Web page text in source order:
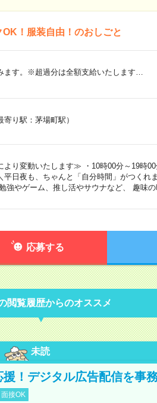
！服装自由！のおしごと
ます。※超過分は全額支給いたします…
り駅：茅場町駅）
り変動いたします≫ ・10時00分～19時
平日夜も、ちゃんと「自分時間」がつくれ
強やゲーム、推し活やサウナなど、 趣味の
応募する
閲覧履歴からのオススメ
未読
援！デジタル広告配信を事
接OK